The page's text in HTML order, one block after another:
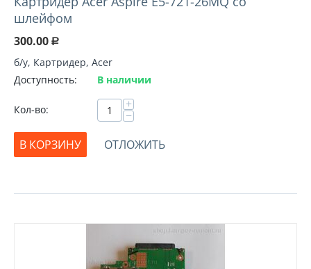
шлейфом
300.00 Р
б/у, Картридер, Acer
Доступность:
В наличии
Кол-во: +
−
В КОРЗИНУ
ОТЛОЖИТЬ